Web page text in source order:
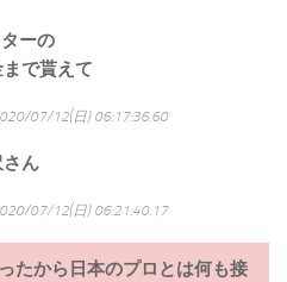
ーの
で貰えて
07/12(日) 06:17:36.60
さん
07/12(日) 06:21:40.17
たから日本のプロとは何も接